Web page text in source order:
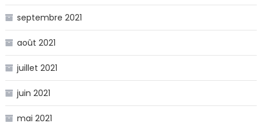
septembre 2021
août 2021
juillet 2021
juin 2021
mai 2021